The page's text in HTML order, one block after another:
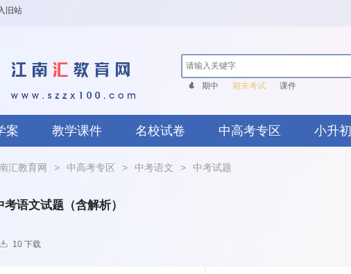
旧站
期中 期末考试 课件
案 教学课件 名校试卷 中高考专区 小升初
汇教育网 > 中高考专区 > 中考语文 > 中考试题
语文试题（含解析）
10 下载